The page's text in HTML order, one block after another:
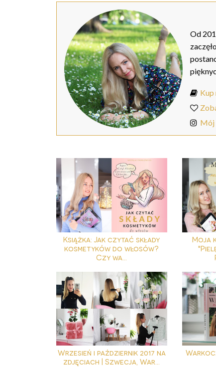
Od
Kup
Mój
Książka: Jak czytać składy
kosmetyków do włosów?
Czy wa...
Moja
Wrzesień i październik 2017 na
zdjęciach | Szwecja, War...